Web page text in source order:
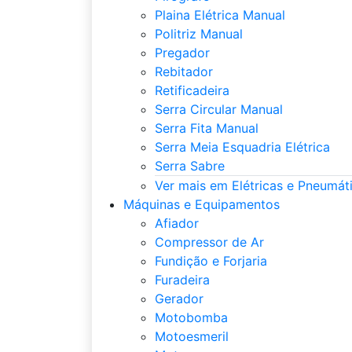
Plaina Elétrica Manual
Politriz Manual
Pregador
Rebitador
Retificadeira
Serra Circular Manual
Serra Fita Manual
Serra Meia Esquadria Elétrica
Serra Sabre
Ver mais em Elétricas e
Máquinas e Equipamentos
Afiador
Compressor de Ar
Fundição e Forjaria
Furadeira
Gerador
Motobomba
Motoesmeril